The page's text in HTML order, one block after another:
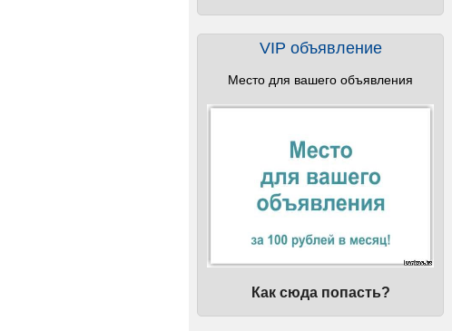
VIP объявление
Место для вашего объявления
Как сюда попасть?